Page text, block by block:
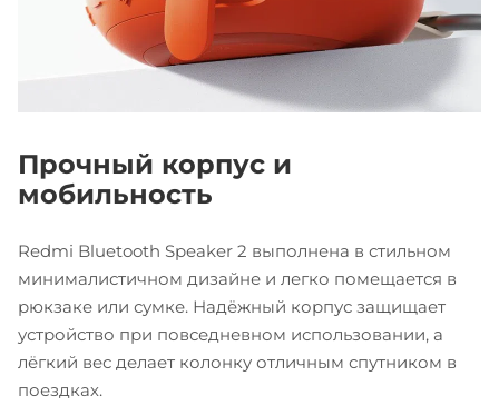
Прочный корпус и
мобильность
Redmi Bluetooth Speaker 2 выполнена в стильном
минималистичном дизайне и легко помещается в
рюкзаке или сумке. Надёжный корпус защищает
устройство при повседневном использовании, а
лёгкий вес делает колонку отличным спутником в
поездках.